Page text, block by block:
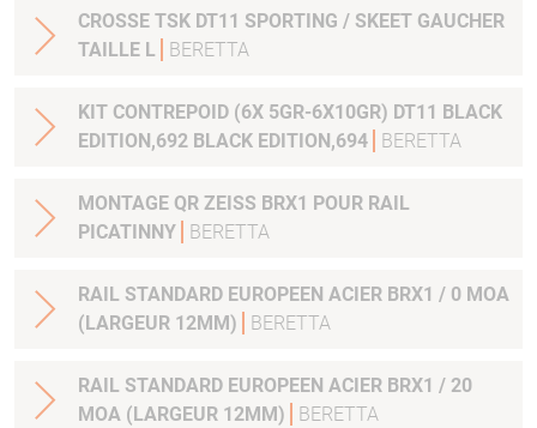
CROSSE TSK DT11 SPORTING / SKEET GAUCHER
TAILLE L
BERETTA
KIT CONTREPOID (6X 5GR-6X10GR) DT11 BLACK
EDITION,692 BLACK EDITION,694
BERETTA
MONTAGE QR ZEISS BRX1 POUR RAIL
PICATINNY
BERETTA
RAIL STANDARD EUROPEEN ACIER BRX1 / 0 MOA
(LARGEUR 12MM)
BERETTA
RAIL STANDARD EUROPEEN ACIER BRX1 / 20
MOA (LARGEUR 12MM)
BERETTA